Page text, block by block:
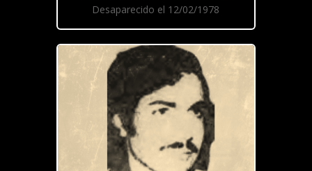
Desaparecido el 12/02/1978